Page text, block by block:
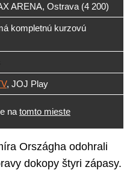
ARENA, Ostrava (4 200)
kompletnú kurzovú
, JOJ Play
na tomto mieste
Országha odohrali
dokopy štyri zápasy.